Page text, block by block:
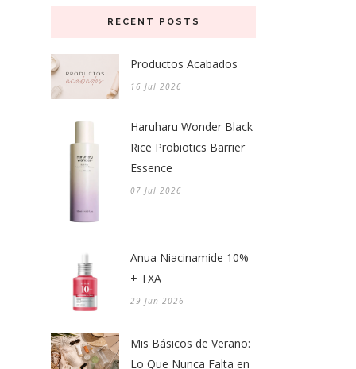
RECENT POSTS
Productos Acabados
16 Jul 2026
Haruharu Wonder Black
Rice Probiotics Barrier
Essence
07 Jul 2026
Anua Niacinamide 10%
+ TXA
29 Jun 2026
Mis Básicos de Verano:
Lo Que Nunca Falta en